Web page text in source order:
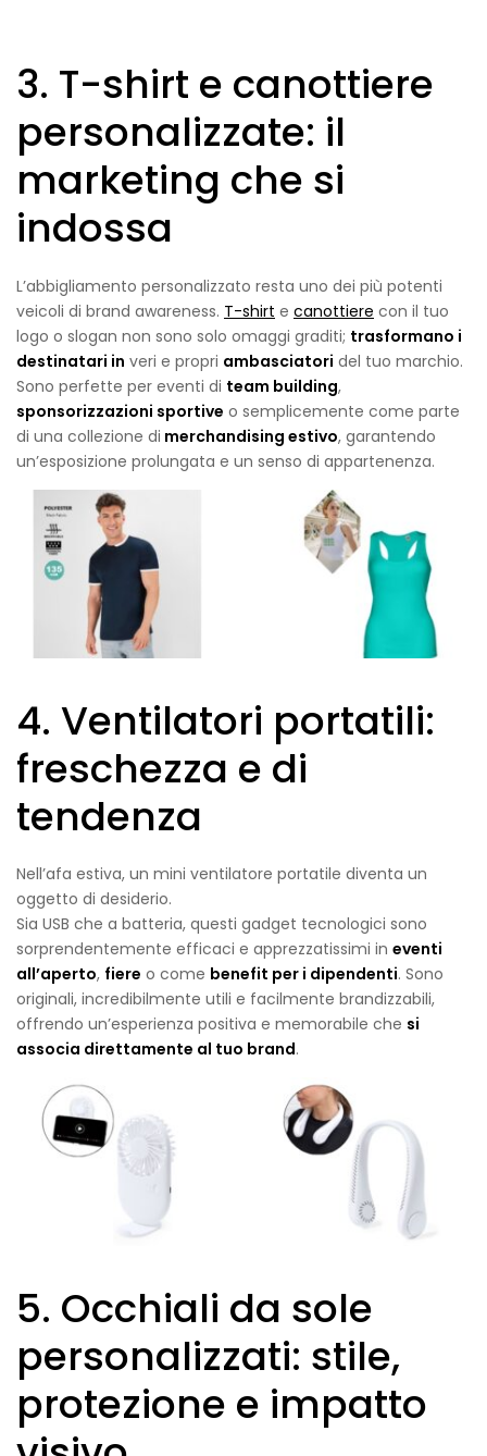
3. T-shirt e canottiere
personalizzate: il
marketing che si
indossa
L’abbigliamento personalizzato resta uno dei più potenti
veicoli di brand awareness. T-shirt e canottiere con il tuo
logo o slogan non sono solo omaggi graditi; trasformano i
destinatari in veri e propri ambasciatori del tuo marchio.
Sono perfette per eventi di team building,
sponsorizzazioni sportive o semplicemente come parte
di una collezione di merchandising estivo, garantendo
un’esposizione prolungata e un senso di appartenenza.
4. Ventilatori portatili:
freschezza e di
tendenza
Nell’afa estiva, un mini ventilatore portatile diventa un
oggetto di desiderio.
Sia USB che a batteria, questi gadget tecnologici sono
sorprendentemente efficaci e apprezzatissimi in eventi
all’aperto, fiere o come benefit per i dipendenti. Sono
originali, incredibilmente utili e facilmente brandizzabili,
offrendo un’esperienza positiva e memorabile che si
associa direttamente al tuo brand.
5. Occhiali da sole
personalizzati: stile,
protezione e impatto